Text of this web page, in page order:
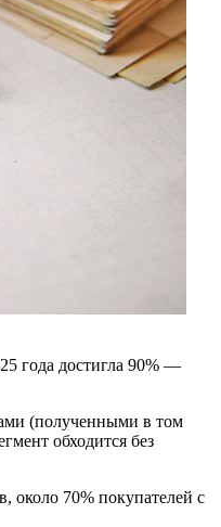
года достигла 90% —
(полученными в том
обходится без
около 70% покупателей с